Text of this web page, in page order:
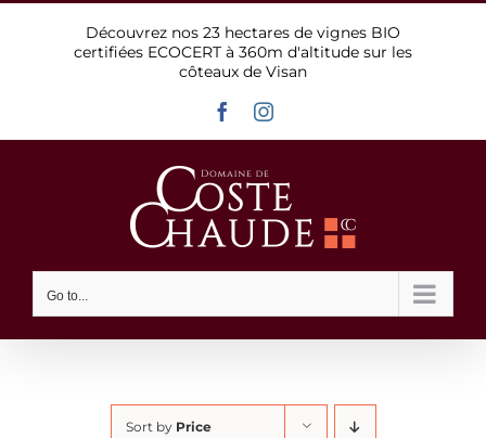
Découvrez nos 23 hectares de vignes BIO
certifiées ECOCERT à 360m d'altitude sur les
côteaux de Visan
FacebookInstagram
Go to...
Sort by Price